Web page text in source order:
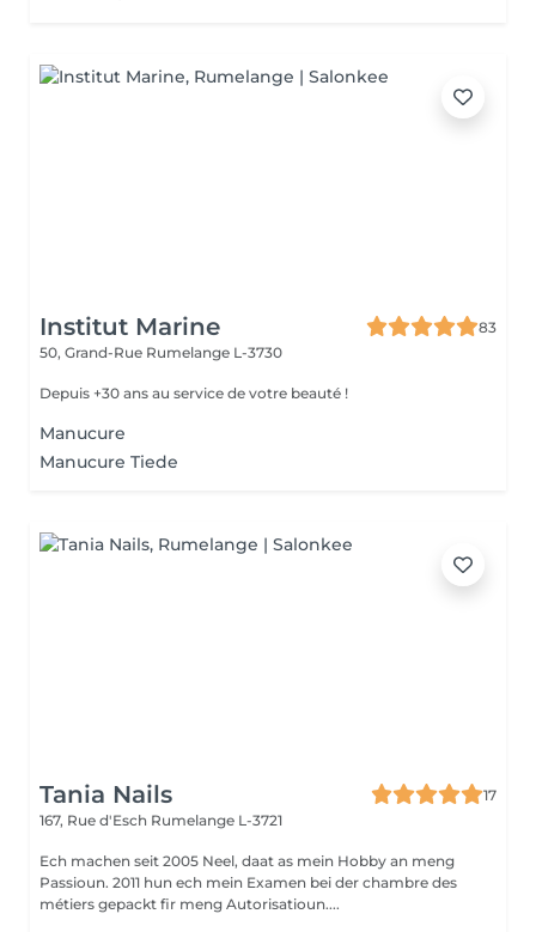
Institut Marine
83
50, Grand-Rue Rumelange L-3730
Depuis +30 ans au service de votre beauté !
Manucure
Manucure Tiede
Tania Nails
17
167, Rue d'Esch Rumelange L-3721
Ech machen seit 2005 Neel, daat as mein Hobby an meng
Passioun. 2011 hun ech mein Examen bei der chambre des
métiers gepackt fir meng Autorisatioun....